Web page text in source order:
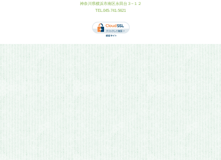
神奈川県横浜市南区永田台３−１２
TEL.045-741-5621